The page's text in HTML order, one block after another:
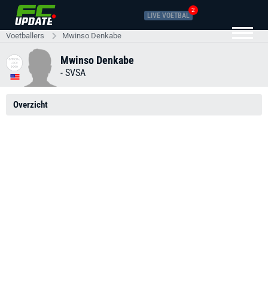
LIVE VOETBAL
2
Voetballers Mwinso Denkabe
Mwinso Denkabe
- SVSA
Overzicht